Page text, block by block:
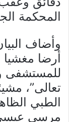
المحكمة
وأضاف
أرضا مغشيا
للمستشفى
تعالى”،
الطبي
مرسي عيسى